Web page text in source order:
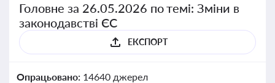
Головне за 26.05.2026 по темі: Зміни в
законодавстві ЄС
ЕКСПОРТ
Опрацьовано: 14640 джерел